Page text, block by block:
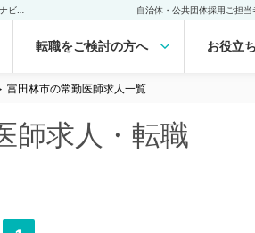
自治体・公共団体採用ご担当
転職をご検討の方へ お役立
富田林市の常勤医師求人一覧
師求人・転職